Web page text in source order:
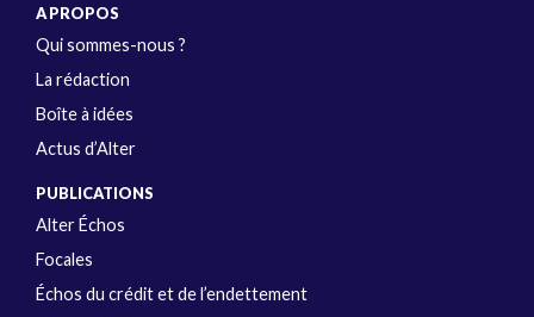
A PROPOS
Qui sommes-nous ?
La rédaction
Boîte à idées
Actus d’Alter
PUBLICATIONS
Alter Échos
Focales
Échos du crédit et de l’endettement